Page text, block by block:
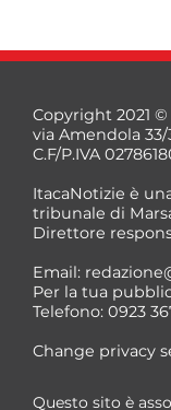
*
Copyright 2021 ©
via Amendola 33/
C.F/P.IVA
ItacaNotizie è
tribunale di
Direttore
Email:
Per la tua
Telefono: 0923
Change privacy
Questo sito è